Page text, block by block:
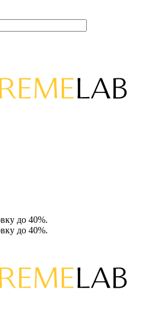
до 40%.
до 40%.